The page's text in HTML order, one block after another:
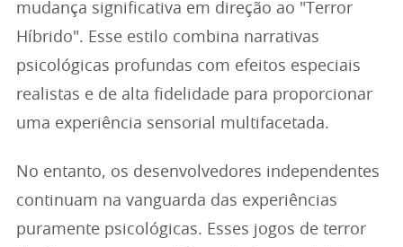
mudança significativa em direção ao "Terror
Híbrido". Esse estilo combina narrativas
psicológicas profundas com efeitos especiais
realistas e de alta fidelidade para proporcionar
uma experiência sensorial multifacetada.
No entanto, os desenvolvedores independentes
continuam na vanguarda das experiências
puramente psicológicas. Esses jogos de terror